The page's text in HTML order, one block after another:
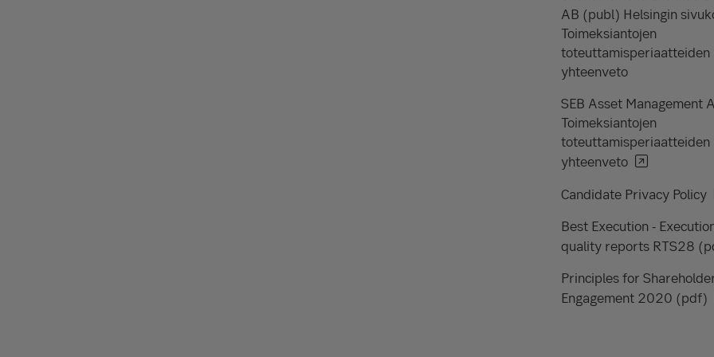
AB (publ) Helsingin
Toimeksiantojen
toteuttamisperiaatteiden
yhteenveto
SEB Asset Management
Toimeksiantojen
toteuttamisperiaatteiden
yhteenveto
Candidate Privacy Policy
Best Execution -
quality reports RTS28
Principles for
Engagement 2020 (pdf)